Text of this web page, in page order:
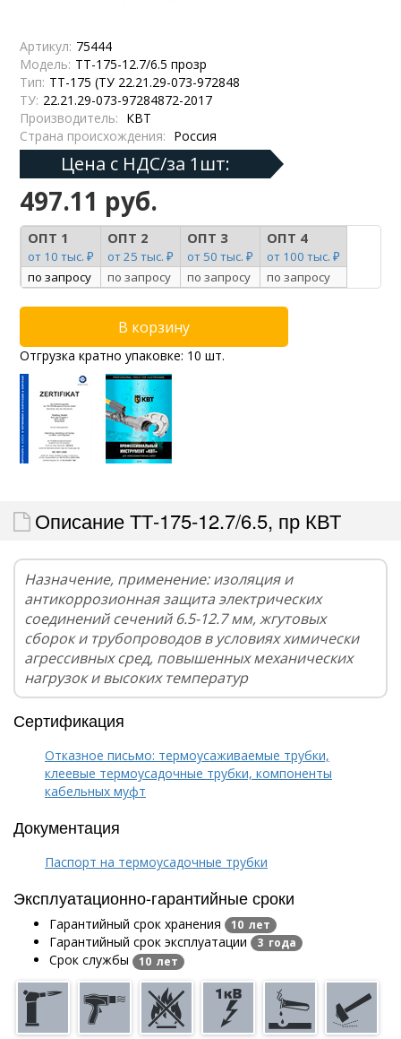
Артикул: 75444
Модель: ТТ-175-12.7/6.5 прозр
Тип: ТТ-175 (ТУ 22.21.29-073-972848
ТУ: 22.21.29-073-97284872-2017
Производитель: КВТ
Страна происхождения: Россия
Цена с НДС/за 1шт:
497.11 руб.
ОПТ 1
от 10 тыс. ₽
ОПТ 2
от 25 тыс. ₽
ОПТ 3
от 50 тыс. ₽
ОПТ 4
от 100 тыс. ₽
по запросу
по запросу по запросу по запросу
Отгрузка кратно упаковке: 10 шт.
Описание ТТ-175-12.7/6.5, пр КВТ
Назначение, применение: изоляция и
антикоррозионная защита электрических
соединений сечений 6.5-12.7 мм, жгутовых
сборок и трубопроводов в условиях химически
агрессивных сред, повышенных механических
нагрузок и высоких температур
Сертификация
Отказное письмо: термоусаживаемые трубки,
клеевые термоусадочные трубки, компоненты
кабельных муфт
Документация
Паспорт на термоусадочные трубки
Эксплуатационно-гарантийные сроки
Гарантийный срок хранения 10 лет
Гарантийный срок эксплуатации 3 года
Срок службы 10 лет